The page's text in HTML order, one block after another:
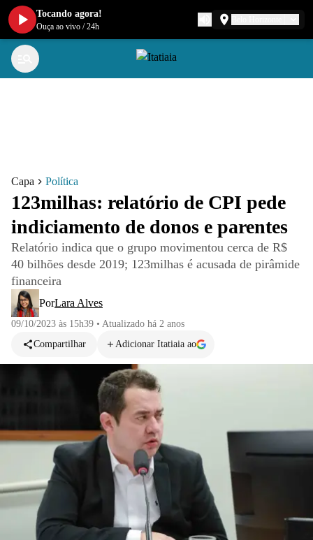
Capa Política
123milhas: relatório de CPI pede
indiciamento de donos e parentes
Relatório indica que o grupo movimentou cerca de R$
40 bilhões desde 2019; 123milhas é acusada de pirâmide
financeira
PorLara Alves
09/10/2023 às 15h39 • Atualizado há 2 anos
Compartilhar
Adicionar Itatiaia ao
Tocando agora!
Ouça ao vivo /24h